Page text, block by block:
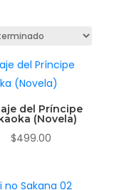
del Príncipe
(Novela)
$499.00